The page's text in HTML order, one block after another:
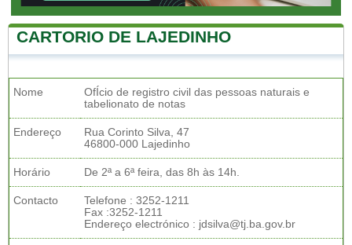
CARTORIO DE LAJEDINHO
Nome
OfÍcio de registro civil das pessoas naturais e
tabelionato de notas
Endereço
Rua Corinto Silva, 47
46800-000 Lajedinho
Horário De 2ª a 6ª feira, das 8h às 14h.
Contacto
Telefone : 3252-1211
Fax :3252-1211
Endereço electrónico : jdsilva@tj.ba.gov.br